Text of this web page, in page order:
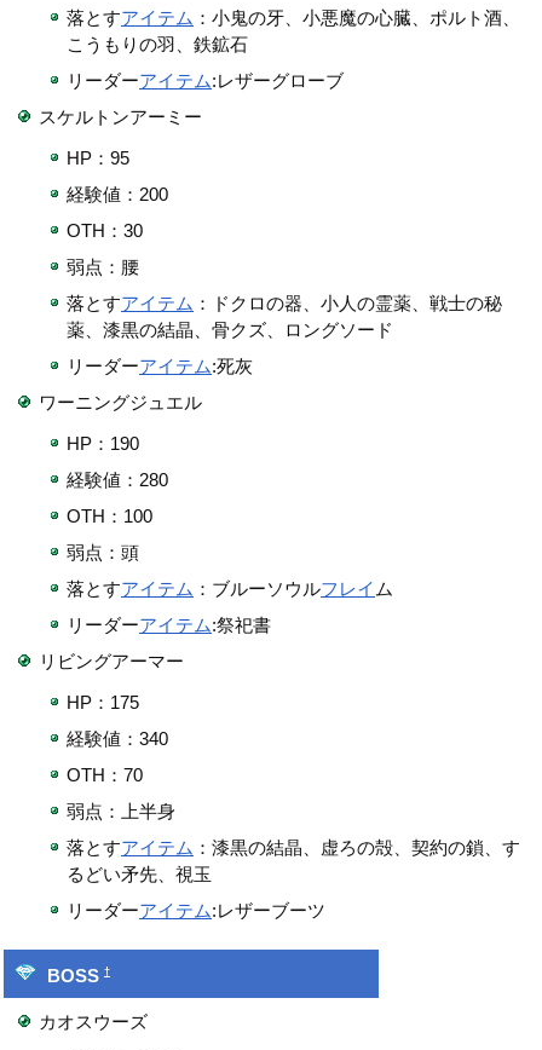
落とすアイテム ：小鬼の牙、小悪魔の心臓、ポルト酒、
こうもりの羽、鉄鉱石
リーダーアイテム:レザーグローブ
スケルトンアーミー
HP：95
経験値：200
OTH：30
弱点：腰
落とすアイテム ：ドクロの器、小人の霊薬、戦士の秘
薬、漆黒の結晶、骨クズ、ロングソード
リーダーアイテム:死灰
ワーニングジュエル
HP：190
経験値：280
OTH：100
弱点：頭
落とすアイテム ：ブルーソウルフレイ ム
リーダーアイテム:祭祀書
リビングアーマー
HP：175
経験値：340
OTH：70
弱点：上半身
落とすアイテム ：漆黒の結晶、虚ろの殻、契約の鎖、す
るどい矛先、視玉
リーダーアイテム:レザーブーツ
BOSS †
カオスウーズ